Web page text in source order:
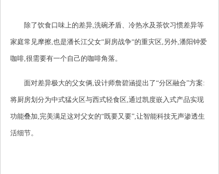
除了饮食口味上的差异,洗碗矛盾、冷热水及茶饮习惯差异等
家庭常见摩擦,也是潘长江父女“厨房战争“的重灾区,另外,潘阳钟爱
咖啡,很需要有一个自己的咖啡角落。
面对差异极大的父女俩,设计师詹碧涵提出了“分区融合”方案:
将厨房划分为中式猛火区与西式轻食区,通过凯度嵌入式产品实现
功能叠加,完美满足这对父女的“既要又要”,让智能科技无声渗透生
活细节。